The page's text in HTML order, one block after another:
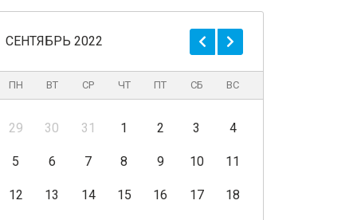
СЕНТЯБРЬ 2022
ПН ВТ СР ЧТ ПТ СБ ВС
29 30 31 1 2 3 4
5 6 7 8 9 10 11
12 13 14 15 16 17 18